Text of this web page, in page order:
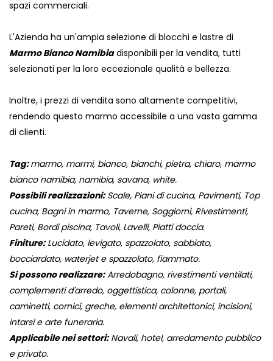
spazi commerciali.
L'Azienda ha un'ampia selezione di blocchi e lastre di
Marmo Bianco Namibiadisponibili per la vendita, tutti
selezionati per la loro eccezionale qualità e bellezza.
Inoltre, i prezzi di vendita sono altamente competitivi,
rendendo questo marmo accessibile a una vasta gamma
di clienti.
Tag:marmo, marmi, bianco, bianchi, pietra, chiaro, marmo
bianco namibia, namibia, savana, white.
Possibili realizzazioni:Scale, Piani di cucina, Pavimenti, Top
cucina, Bagni in marmo, Taverne, Soggiorni, Rivestimenti,
Pareti, Bordi piscina, Tavoli, Lavelli, Piatti doccia.
Finiture:Lucidato, levigato, spazzolato, sabbiato,
bocciardato, waterjet e spazzolato, fiammato.
Si possono realizzare:Arredobagno, rivestimenti ventilati,
complementi d'arredo, oggettistica, colonne, portali,
caminetti, cornici, greche, elementi architettonici, incisioni,
intarsi e arte funeraria.
Applicabile nei settori:Navali, hotel, arredamento pubblico
e privato.